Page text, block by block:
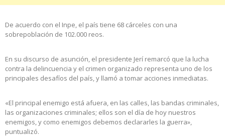
De acuerdo con el Inpe, el país tiene 68 cárceles con una
sobrepoblación de 102.000 reos.
En su discurso de asunción, el presidente Jerí remarcó que la lucha
contra la delincuencia y el crimen organizado representa uno de los
principales desafíos del país, y llamó a tomar acciones inmediatas.
«El principal enemigo está afuera, en las calles, las bandas criminales,
las organizaciones criminales; ellos son el día de hoy nuestros
enemigos, y como enemigos debemos declararles la guerra»,
puntualizó.